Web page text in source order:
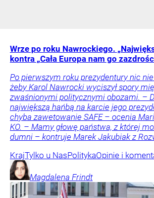
Wrze po roku Nawrockiego.
kontra „Cała Europa nam go
Po pierwszym roku prezydentury nic
żeby Karol Nawrocki wyciszył spory
zwaśnionymi politycznymi obozami. –
największą hańbą na karcie jego
chyba zawetowanie SAFE – ocenia
KO. – Mamy głowę państwa, z której
dumni – kontruje Marek Jakubiak z
KrajTylko u NasPolitykaOpinie i
Magdalena Frindt